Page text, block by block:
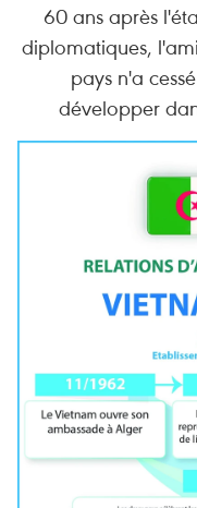
60 ans après
diplomatiques,
pays n'a
développer